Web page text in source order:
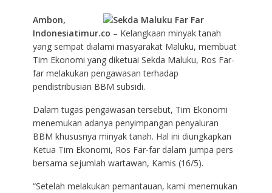
Ambon,
Indonesiatimur.co – Kelangkaan minyak tanah
yang sempat dialami masyarakat Maluku, membuat
Tim Ekonomi yang diketuai Sekda Maluku, Ros Far-
far melakukan pengawasan terhadap
pendistribusian BBM subsidi.
Dalam tugas pengawasan tersebut, Tim Ekonomi
menemukan adanya penyimpangan penyaluran
BBM khususnya minyak tanah. Hal ini diungkapkan
Ketua Tim Ekonomi, Ros Far-far dalam jumpa pers
bersama sejumlah wartawan, Kamis (16/5).
“Setelah melakukan pemantauan, kami menemukan